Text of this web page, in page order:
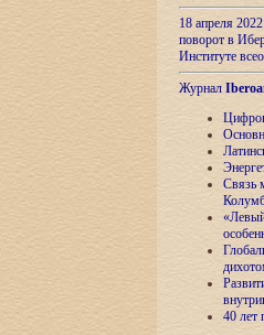
18 апреля
поворот в
Институте
Журнал
Связь
40 лет